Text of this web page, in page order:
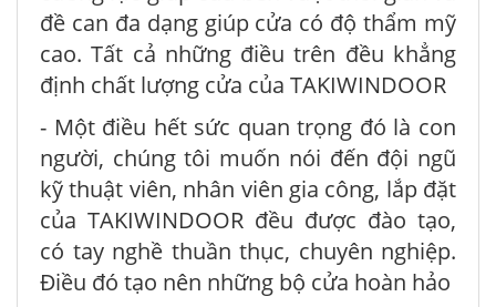
đề can đa dạng giúp cửa có độ thẩm mỹ
cao. Tất cả những điều trên đều khẳng
định chất lượng cửa của TAKIWINDOOR
- Một điều hết sức quan trọng đó là con
người, chúng tôi muốn nói đến đội ngũ
kỹ thuật viên, nhân viên gia công, lắp đặt
của TAKIWINDOOR đều được đào tạo,
có tay nghề thuần thục, chuyên nghiệp.
Điều đó tạo nên những bộ cửa hoàn hảo